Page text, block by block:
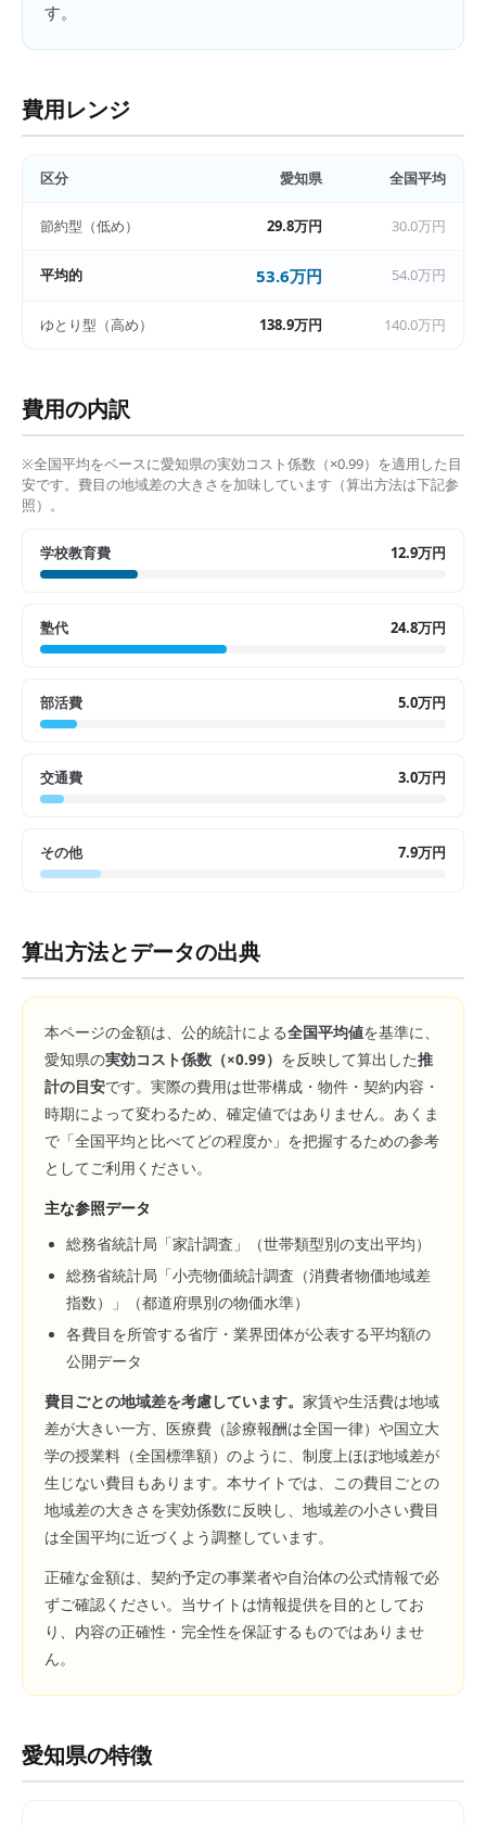
す。
費用レンジ
区分 愛知県 全国平均
節約型（低め） 29.8万円 30.0万円
平均的 53.6万円 54.0万円
ゆとり型（高め） 138.9万円 140.0万円
費用の内訳
※全国平均をベースに愛知県の実効コスト係数（×0.99）を適用した目
安です。費目の地域差の大きさを加味しています（算出方法は下記参
照）。
学校教育費 12.9万円
塾代 24.8万円
部活費 5.0万円
交通費 3.0万円
その他 7.9万円
算出方法とデータの出典
本ページの金額は、公的統計による全国平均値を基準に、
愛知県の実効コスト係数（×0.99） を反映して算出した推
計の目安です。実際の費用は世帯構成・物件・契約内容・
時期によって変わるため、確定値ではありません。あくま
で「全国平均と比べてどの程度か」を把握するための参考
としてご利用ください。
主な参照データ
総務省統計局「家計調査」（世帯類型別の支出平均）
総務省統計局「小売物価統計調査（消費者物価地域差
指数）」（都道府県別の物価水準）
各費目を所管する省庁・業界団体が公表する平均額の
公開データ
費目ごとの地域差を考慮しています。 家賃や生活費は地域
差が大きい一方、医療費（診療報酬は全国一律）や国立大
学の授業料（全国標準額）のように、制度上ほぼ地域差が
生じない費目もあります。本サイトでは、この費目ごとの
地域差の大きさを実効係数に反映し、地域差の小さい費目
は全国平均に近づくよう調整しています。
正確な金額は、契約予定の事業者や自治体の公式情報で必
ずご確認ください。当サイトは情報提供を目的としてお
り、内容の正確性・完全性を保証するものではありませ
ん。
愛知県の特徴